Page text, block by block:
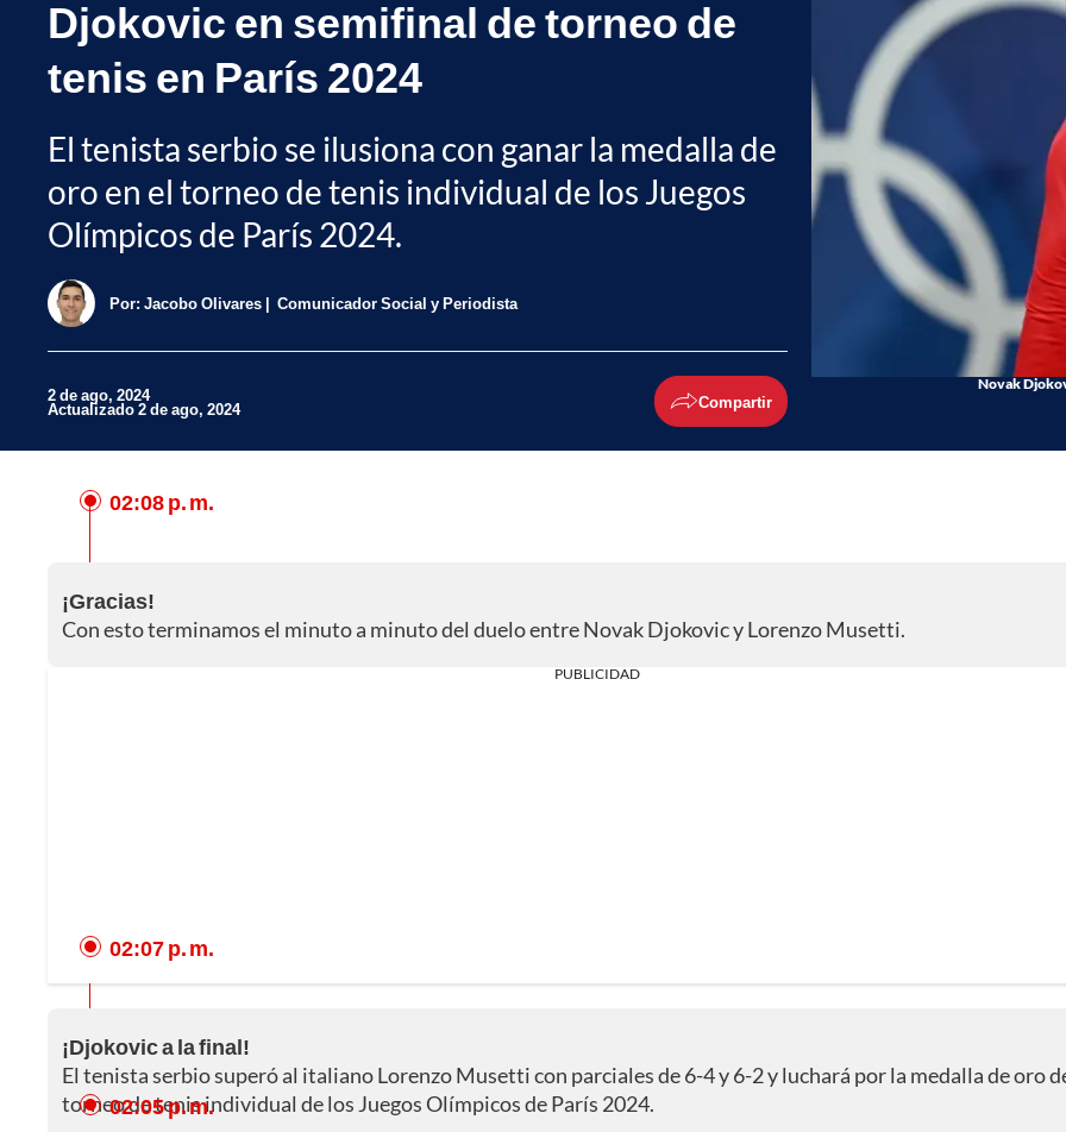
Djokovic en semifinal de torneo de
tenis en París 2024
El tenista serbio se ilusiona con ganar la medalla de
oro en el torneo de tenis individual de los Juegos
Olímpicos de París 2024.
Por: Jacobo Olivares Comunicador Social y Periodista
2 de ago, 2024
Actualizado 2 de ago, 2024 Compartir
Novak
02:08 p. m.
¡Gracias!
Con esto terminamos el minuto a minuto del duelo entre Novak Djokovic y Lorenzo Musetti.
PUBLICIDAD
02:07 p. m.
¡Djokovic a la final!
El tenista serbio superó al italiano Lorenzo Musetti con parciales de 6-4 y 6-2 y luchará por la medalla de oro
torneo de tenis individual de los Juegos Olímpicos de París 2024.
02:05 p. m.